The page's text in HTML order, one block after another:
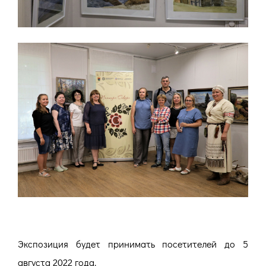
Экспозиция будет принимать посетителей до 5
августа 2022 года.